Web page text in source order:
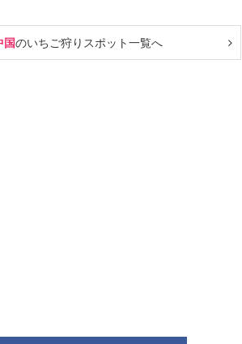
国のいちご狩り スポット一覧へ